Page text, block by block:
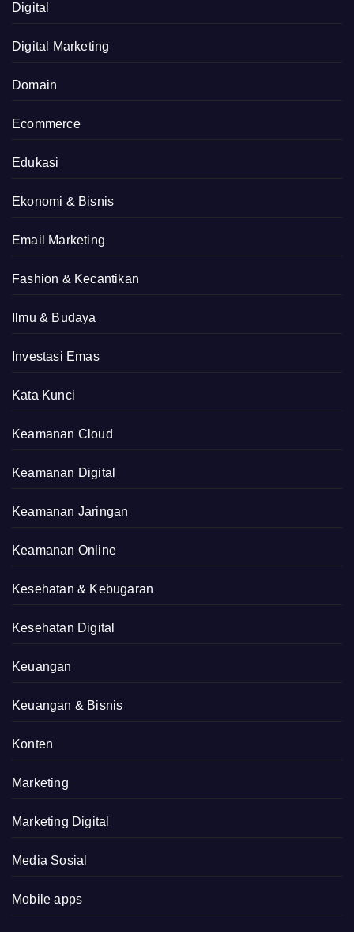
Digital
Digital Marketing
Domain
Ecommerce
Edukasi
Ekonomi & Bisnis
Email Marketing
Fashion & Kecantikan
Ilmu & Budaya
Investasi Emas
Kata Kunci
Keamanan Cloud
Keamanan Digital
Keamanan Jaringan
Keamanan Online
Kesehatan & Kebugaran
Kesehatan Digital
Keuangan
Keuangan & Bisnis
Konten
Marketing
Marketing Digital
Media Sosial
Mobile apps